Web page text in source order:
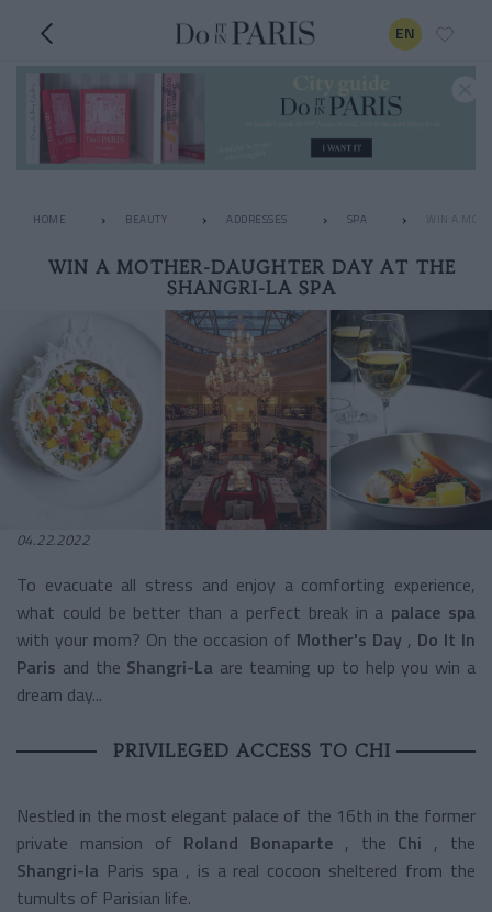
EN
HOME BEAUTY ADDRESSES SPA WIN A
WIN A MOTHER-DAUGHTER DAY AT THE
SHANGRI-LA SPA
04.22.2022
To evacuate all stress and enjoy a comforting experience,
what could be better than a perfect break in a palace spa
with your mom? On the occasion of Mother's Day , Do It In
Paris and the Shangri-La are teaming up to help you win a
dream day...
PRIVILEGED ACCESS TO CHI
Nestled in the most elegant palace of the 16th in the former
private mansion of Roland Bonaparte , the Chi , the
Shangri-la Paris spa , is a real cocoon sheltered from the
tumults of Parisian life.